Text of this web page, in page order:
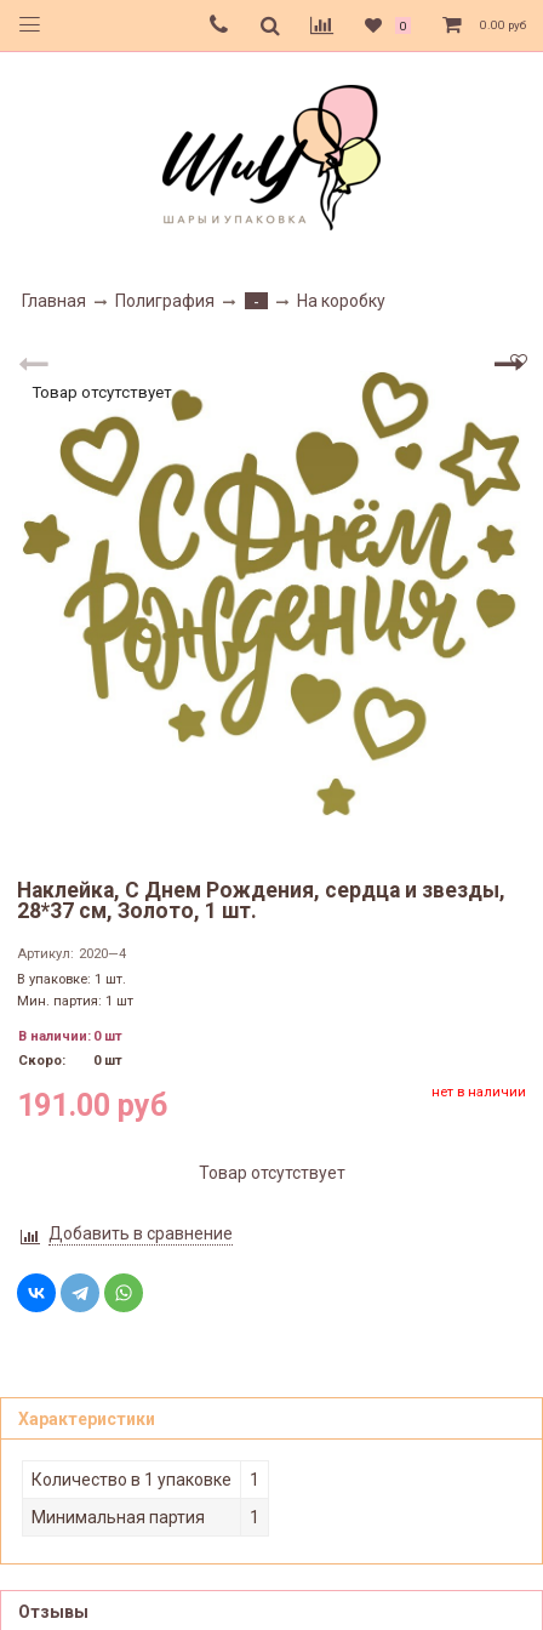
0 0.00 руб
Главная Полиграфия - На коробку
Товар отсутствует
Наклейка, С Днем Рождения, сердца и звезды,
28*37 см, Золото, 1 шт.
Артикул: 2020—4
В упаковке: 1 шт.
Мин. партия: 1 шт
В наличии: 0 шт
Скоро:
0 шт
191.00 руб нет в наличии
Товар отсутствует
Добавить в сравнение
Характеристики
Количество в 1 упаковке
1
Минимальная партия
1
Отзывы